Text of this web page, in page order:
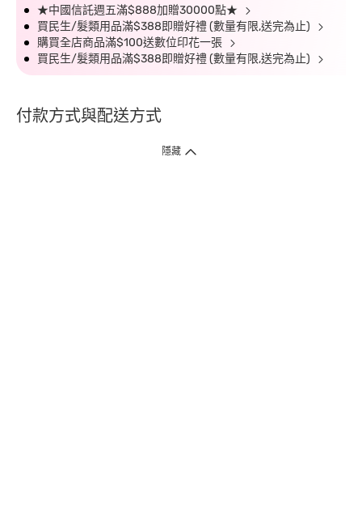
★中國信託週五滿$888加贈30000點★
買民生/髮類用品滿$388即贈好禮 (數量有限,送完為止)
購買全店商品滿$100送數位印花一張
買民生/髮類用品滿$388即贈好禮 (數量有限,送完為止)
付款方式與配送方式
隱藏